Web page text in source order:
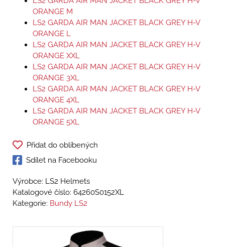
ORANGE M
LS2 GARDA AIR MAN JACKET BLACK GREY H-V
ORANGE L
LS2 GARDA AIR MAN JACKET BLACK GREY H-V
ORANGE XXL
LS2 GARDA AIR MAN JACKET BLACK GREY H-V
ORANGE 3XL
LS2 GARDA AIR MAN JACKET BLACK GREY H-V
ORANGE 4XL
LS2 GARDA AIR MAN JACKET BLACK GREY H-V
ORANGE 5XL
Přidat do oblíbených
Sdílet na Facebooku
Výrobce: LS2 Helmets
Katalogové číslo: 64260S0152XL
Kategorie: Bundy LS2